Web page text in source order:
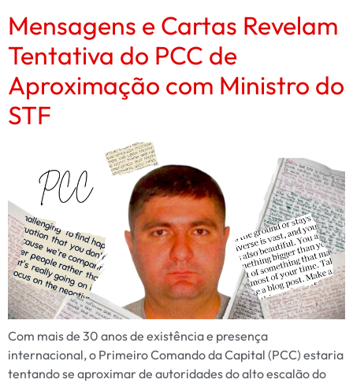
Mensagens e Cartas Revelam
Tentativa do PCC de
Aproximação com Ministro do
STF
Com mais de 30 anos de existência e presença
internacional, o Primeiro Comando da Capital (PCC) estaria
tentando se aproximar de autoridades do alto escalão do